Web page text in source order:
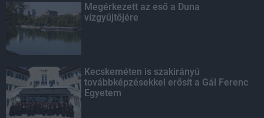
Megérkezett az eső a Duna
vízgyűjtőjére
Kecskeméten is szakirányú
továbbképzésekkel erősít a Gál Ferenc
Egyetem